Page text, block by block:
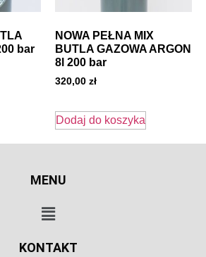
bar
NOWA PEŁNA MIX
BUTLA GAZOWA ARGON
8l 200 bar
320,00 zł
Dodaj do koszyka
MENU
KONTAKT